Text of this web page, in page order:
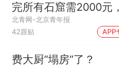
完所有石窟需2000元
区：部分石窟受特别保
护，游客可按需买
北青网-北京青年报
42跟贴
APP
费大厨“塌房”了？